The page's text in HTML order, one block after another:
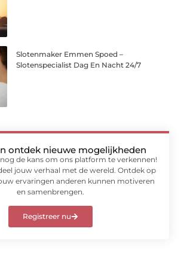
Slotenmaker Emmen Spoed –
Slotenspecialist Dag En Nacht 24/7
ontdek nieuwe mogelijkheden
de kans om ons platform te verkennen!
jouw verhaal met de wereld. Ontdek op
ervaringen anderen kunnen motiveren
en samenbrengen.
Registreer nu